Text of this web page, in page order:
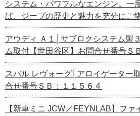
システム・パワフルなエンジン。一
ば、ジープの歴史と魅力を充分にご
アウディ Ａ１│サブロクシステム製
ム取付【世田谷区】お問合せ番号Ｓ
スバル レヴォーグ│アロイゲーター
合せ番号ＳＢ：１１５６４
【新車ミニ JCW／FEYNLAB】フ